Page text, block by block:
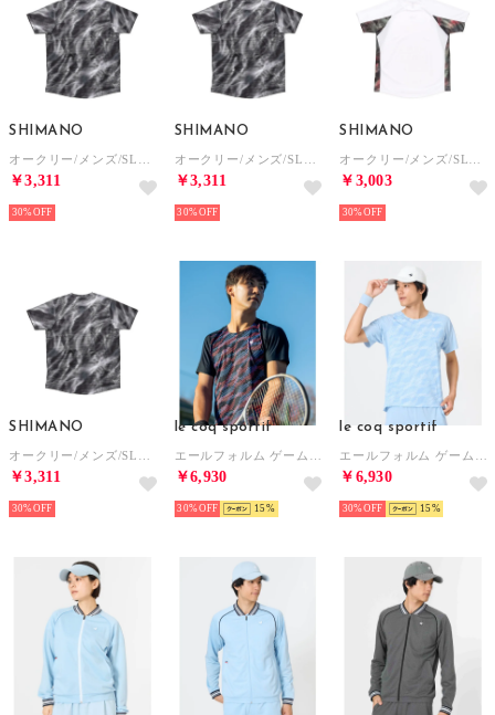
SHIMANO
￥3,311
30%
SHIMANO
￥3,311
30%
SHIMANO
￥3,003
30%
SHIMANO
￥3,311
30%
le coq sportif
￥6,930
30% 15
le coq sportif
￥6,930
30% 15